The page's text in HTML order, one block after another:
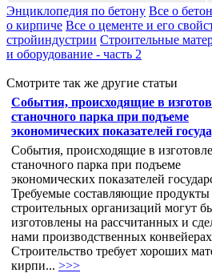
Энциклопедия по бетону Все о
о кирпиче Все о цементе и его
стройиндустрии Строительные
и оборудование - часть 2
Смотрите так же другие статьи
События, происходящие в
станочного парка при подъеме
экономических показателей
События, происходящие в
станочного парка при подъеме
экономических показателей
Требуемые составляющие продукты
строительных организаций могут
изготовлены на рассчитанных и
нами производственных
Строительство требует хороших
кирпи... >>>